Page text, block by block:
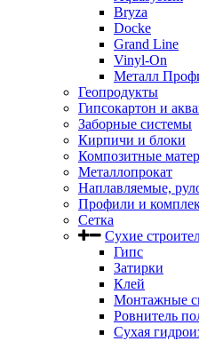
Bryza
Docke
Grand Line
Vinyl-On
Металл
Геопродукты
Гипсокартон и
Заборные системы
Кирпичи и блоки
Композитные
Металлопрокат
Наплавляемые,
Профили и
Сетка
Сухие
Гипс
Затирки
Клей
Монтажные
Ровнитель
Сухая